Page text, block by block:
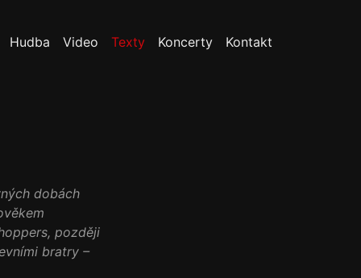
Hudba Video Texty Koncerty Kontakt
dobách
později
bratry –